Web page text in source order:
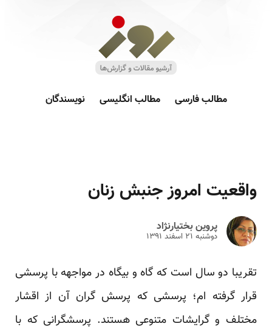
مطالب فارسی مطالب انگلیسی نویسندگان
واقعیت امروز جنبش زنان
پروین بختیارنژاد
دوشنبه ۲۱ اسفند ۱۳۹۱
تقریبا دو سال است که گاه و بیگاه در مواجهه با پرسشی
قرار گرفته ام؛ پرسشی که پرسش گران آن از اقشار
مختلف و گرایشات متنوعی هستند. پرسشگرانی که با